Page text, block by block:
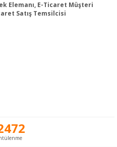
Elemanı, E-Ticaret Müşteri
Satış Temsilcisi